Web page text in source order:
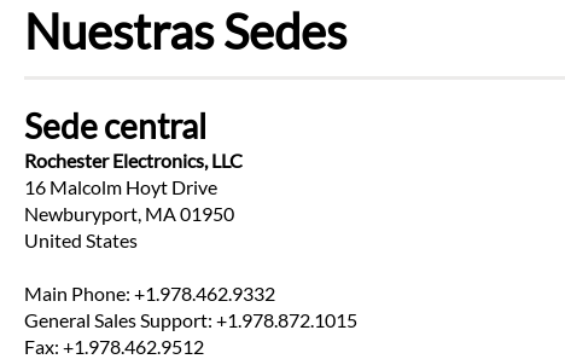
Nuestras Sedes
Sede central
Rochester Electronics, LLC
16 Malcolm Hoyt Drive
Newburyport, MA 01950
United States
Main Phone: +1.978.462.9332
General Sales Support: +1.978.872.1015
Fax: +1.978.462.9512